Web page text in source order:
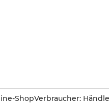
ShopVerbraucher: